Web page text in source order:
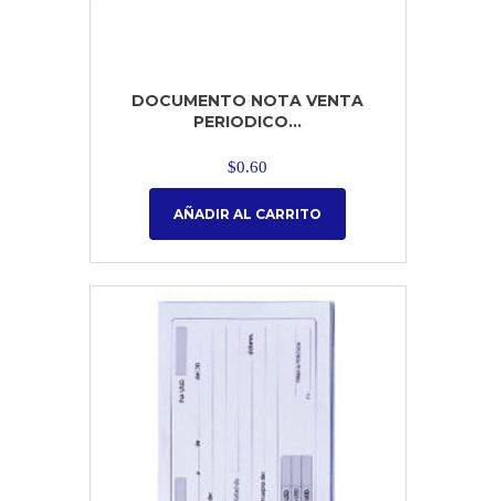
DOCUMENTO NOTA VENTA
PERIODICO...
$0.60
AÑADIR AL CARRITO